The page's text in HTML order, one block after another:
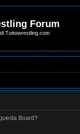
Forum
Tuttowrestling.com
Board?